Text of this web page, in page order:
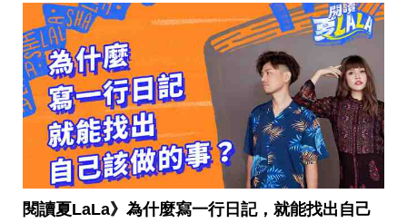
閱讀夏LaLa》為什麼寫一行日記，就能找出自己